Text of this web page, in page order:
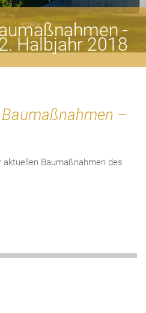
-
Halbjahr 2018
–
Baumaßnahmen des